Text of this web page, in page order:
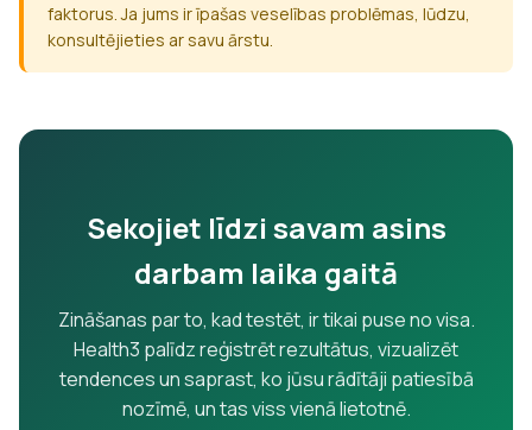
faktorus. Ja jums ir īpašas veselības problēmas, lūdzu,
konsultējieties ar savu ārstu.
Sekojiet līdzi savam asins
darbam laika gaitā
Zināšanas par to, kad testēt, ir tikai puse no visa.
Health3 palīdz reģistrēt rezultātus, vizualizēt
tendences un saprast, ko jūsu rādītāji patiesībā
nozīmē, un tas viss vienā lietotnē.